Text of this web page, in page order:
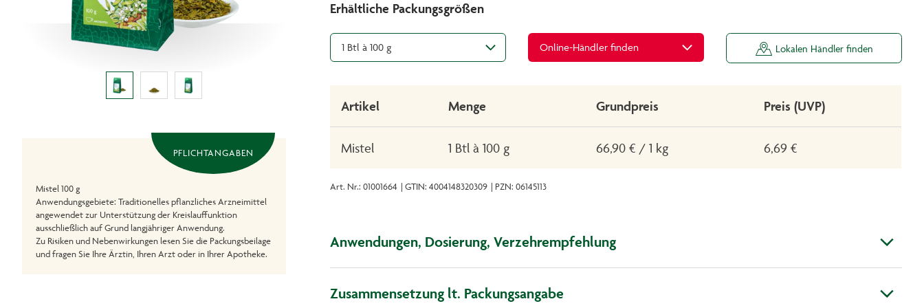
PFLICHTANGABEN
Mistel 100 g
Anwendungsgebiete: Traditionelles pflanzliches Arzneimittel
angewendet zur Unterstützung der Kreislauffunktion
ausschließlich auf Grund langjähriger Anwendung.
Zu Risiken und Nebenwirkungen lesen Sie die Packungsbeilage
und fragen Sie Ihre Ärztin, Ihren Arzt oder in Ihrer Apotheke.
Erhältliche Packungsgrößen
1 Btl à 100 g Online-Händler finden Lokalen Händler finden
Artikel Menge Grundpreis Preis (UVP)
Mistel 1 Btl à 100 g 66,90 € / 1 kg 6,69 €
Art. Nr.: 01001664 | GTIN: 4004148320309 | PZN: 06145113
Anwendungen, Dosierung, Verzehrempfehlung
Zusammensetzung lt. Packungsangabe